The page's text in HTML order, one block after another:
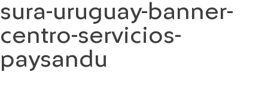
Saltar
al
contenido
sura-uruguay-banner-
centro-servicios-
paysandu